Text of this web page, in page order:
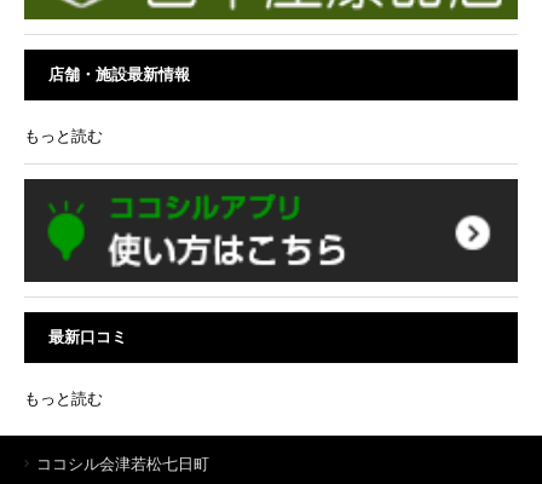
店舗・施設最新情報
もっと読む
最新口コミ
もっと読む
ココシル会津若松七日町